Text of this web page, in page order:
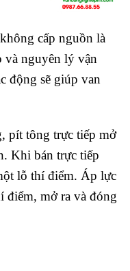
cấp nguồn là
và nguyên lý vận
động sẽ giúp van
pít tông trực tiếp mở
Khi bán trực tiếp
lỗ thí điểm. Áp lực
điểm, mở ra và đóng